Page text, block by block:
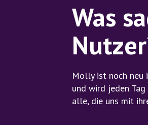
Was
Molly ist noch
und wird jeden
alle, die uns mit